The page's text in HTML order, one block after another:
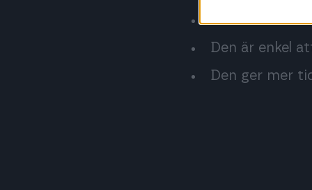
Den minskar
Den är enkel
Den ger mer